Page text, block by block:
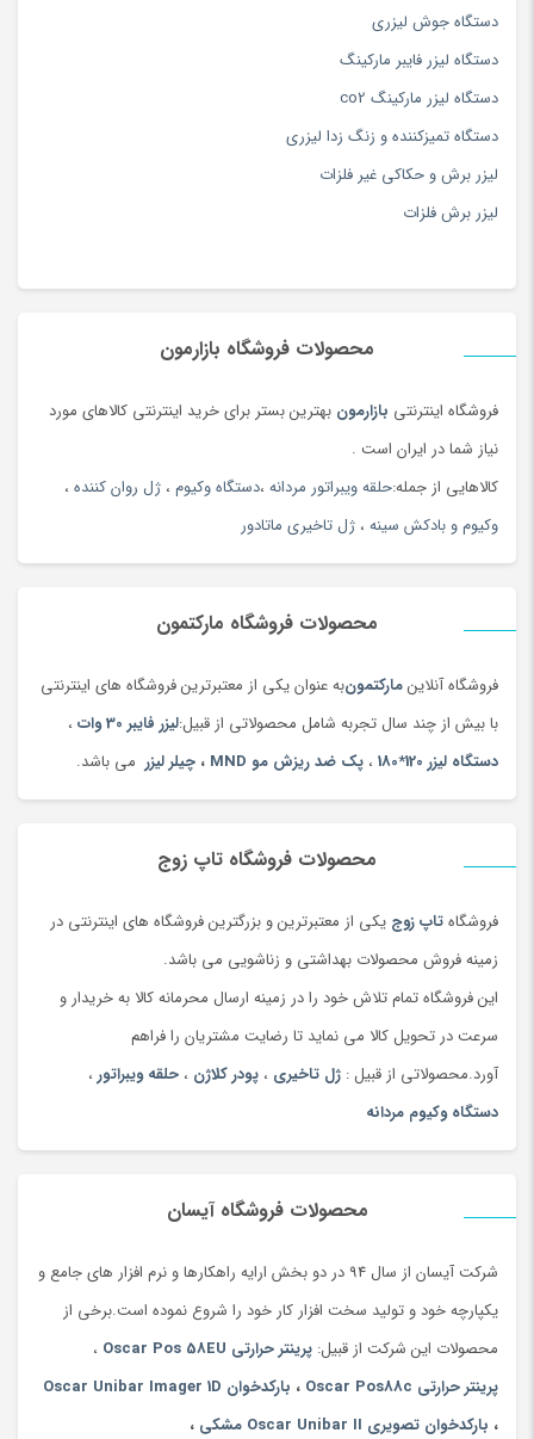
دستگاه جوش لیزری
دستگاه لیزر فایبر مارکینگ
دستگاه لیزر مارکینگ co2
دستگاه تمیزکننده و زنگ زدا لیزری
لیزر برش و حکاکی غیر فلزات
لیزر برش فلزات
محصولات فروشگاه بازارمون
فروشگاه اینترنتی بازارمون بهترین بستر برای خرید اینترنتی کالاهای مورد
نیاز شما در ایران است .
کالاهایی از جمله:حلقه ویبراتور مردانه ،دستگاه وکیوم ، ژل روان کننده ،
وکیوم و بادکش سینه ، ژل تاخیری ماتادور
محصولات فروشگاه مارکتمون
فروشگاه آنلاینمارکتمونبه عنوان یکی از معتبرترین فروشگاه های اینترنتی
با بیش از چند سال تجربه شامل محصولاتی از قبیل:لیزر فایبر 30 وات
،
دستگاه لیزر 120*180
، پک ضد ریزش مو MND ، چیلر لیزر می باشد.
محصولات فروشگاه تاپ زوج
فروشگاهتاپ زوج یکی از معتبرترین و بزرگترین فروشگاه های اینترنتی در
زمینه فروش محصولات بهداشتی و زناشویی می باشد.
این فروشگاه تمام تلاش خود را در زمینه ارسال محرمانه کالا به خریدار و
سرعت در تحویل کالا می نماید تا رضایت مشتریان را فراهم
آورد.محصولاتی از قبیل : ژل تاخیری ، پودر کلاژن ، حلقه ویبراتور ،
دستگاه وکیوم مردانه
محصولات فروشگاه آیسان
شرکت آیسان از سال 94 در دو بخش ارایه راهکارها و نرم افزار های جامع و
یکپارچه خود و تولید سخت افزار کار خود را شروع نموده است.برخی از
محصولات این شرکت از قبیل: پرینتر حرارتی Oscar Pos 58EU
،
پرینتر حرارتی Oscar Pos88c
، بارکدخوان Oscar Unibar Imager 1D
، بارکدخوان تصویری Oscar Unibar II مشکی
،